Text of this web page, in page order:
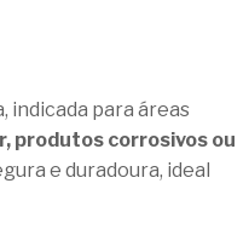
indicada para áreas
produtos corrosivos ou
e duradoura, ideal